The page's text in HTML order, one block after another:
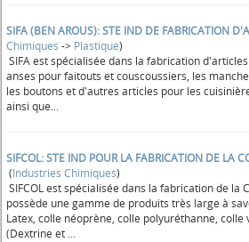
SIFA (BEN AROUS): STE IND DE FABRICATION
Chimiques -> Plastique)
SIFA est spécialisée dans la fabrication
anses pour faitouts et couscoussiers, les
les boutons et d'autres articles pour les
ainsi que...
SIFCOL: STE IND POUR LA FABRICATION DE LA
(Industries Chimiques)
SIFCOL est spécialisée dans la fabrication de la
possède une gamme de produits très large à
Latex, colle néoprène, colle polyuréthanne, colle
(Dextrine et ...